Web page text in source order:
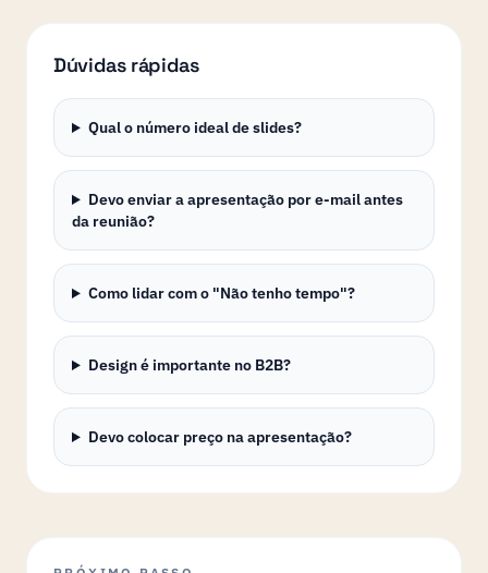
Dúvidas rápidas
Qual o número ideal de slides?
Devo enviar a apresentação por e-mail antes
da reunião?
Como lidar com o "Não tenho tempo"?
Design é importante no B2B?
Devo colocar preço na apresentação?